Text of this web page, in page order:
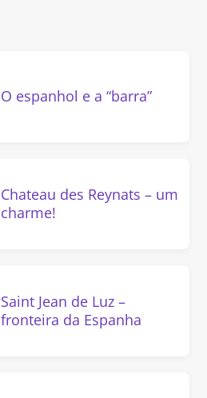
O espanhol e a “barra”
Chateau des Reynats – um
charme!
Saint Jean de Luz –
fronteira da Espanha